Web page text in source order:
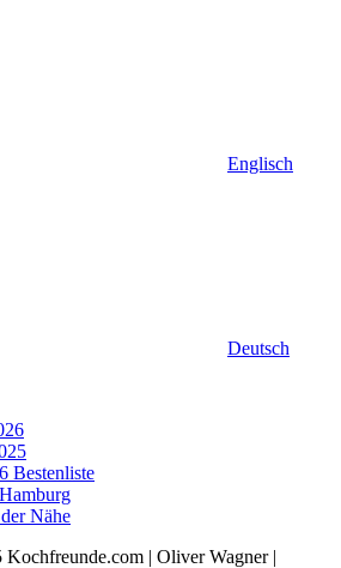
Englisch
Deutsch
Bestenliste
Nähe
| Oliver Wagner |